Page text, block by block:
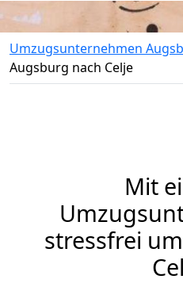
Umzugsunternehmen
Augsburg nach Celje
Mit
stressfrei